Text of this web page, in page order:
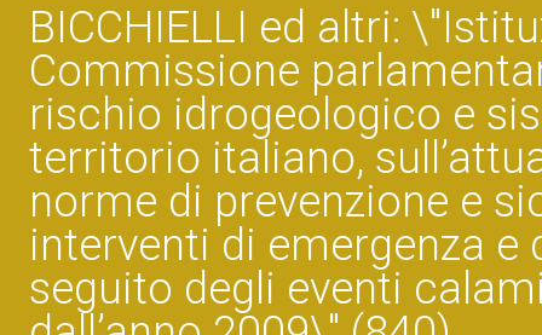
BICCHIELLI ed altri:
Commissione
rischio idrogeologico e
territorio italiano,
norme di prevenzione e
interventi di emergenza
seguito degli eventi